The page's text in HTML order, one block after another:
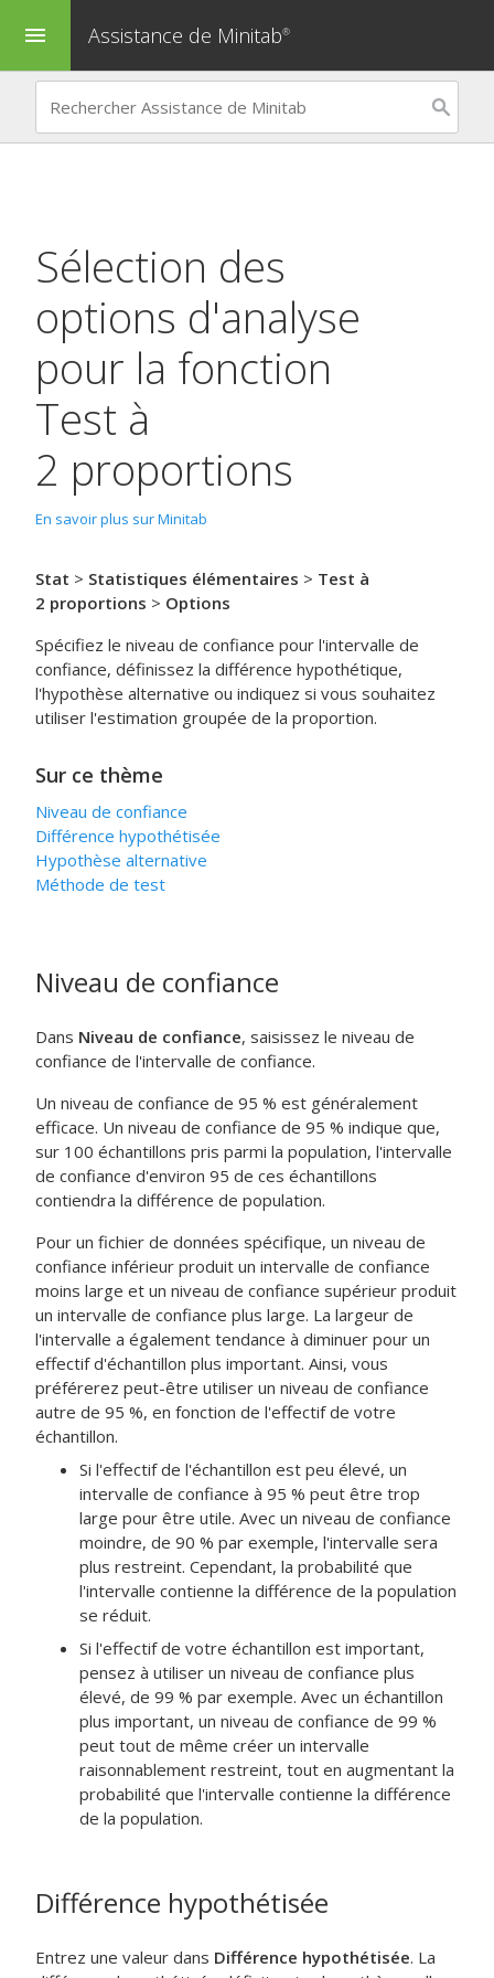
menu Assistance de Minitab®
Sélection des
options d'analyse
pour la fonction
Test à
2 proportions
En savoir plus sur Minitab
Stat > Statistiques élémentaires > Test à
2 proportions > Options
Spécifiez le niveau de confiance pour l'intervalle de
confiance, définissez la différence hypothétique,
l'hypothèse alternative ou indiquez si vous souhaitez
utiliser l'estimation groupée de la proportion.
Sur ce thème
Niveau de confiance
Différence hypothétisée
Hypothèse alternative
Méthode de test
Niveau de confiance
Dans Niveau de confiance, saisissez le niveau de
confiance de l'intervalle de confiance.
Un niveau de confiance de 95 % est généralement
efficace. Un niveau de confiance de 95 % indique que,
sur 100 échantillons pris parmi la population, l'intervalle
de confiance d'environ 95 de ces échantillons
contiendra la différence de population.
Pour un fichier de données spécifique, un niveau de
confiance inférieur produit un intervalle de confiance
moins large et un niveau de confiance supérieur produit
un intervalle de confiance plus large. La largeur de
l'intervalle a également tendance à diminuer pour un
effectif d'échantillon plus important. Ainsi, vous
préférerez peut-être utiliser un niveau de confiance
autre de 95 %, en fonction de l'effectif de votre
échantillon.
Si l'effectif de l'échantillon est peu élevé, un
intervalle de confiance à 95 % peut être trop
large pour être utile. Avec un niveau de confiance
moindre, de 90 % par exemple, l'intervalle sera
plus restreint. Cependant, la probabilité que
l'intervalle contienne la différence de la population
se réduit.
Si l'effectif de votre échantillon est important,
pensez à utiliser un niveau de confiance plus
élevé, de 99 % par exemple. Avec un échantillon
plus important, un niveau de confiance de 99 %
peut tout de même créer un intervalle
raisonnablement restreint, tout en augmentant la
probabilité que l'intervalle contienne la différence
de la population.
Différence hypothétisée
Entrez une valeur dans Différence hypothétisée. La